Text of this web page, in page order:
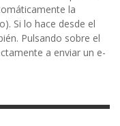
la
Si lo hace desde el
Pulsando sobre el
a enviar un e-